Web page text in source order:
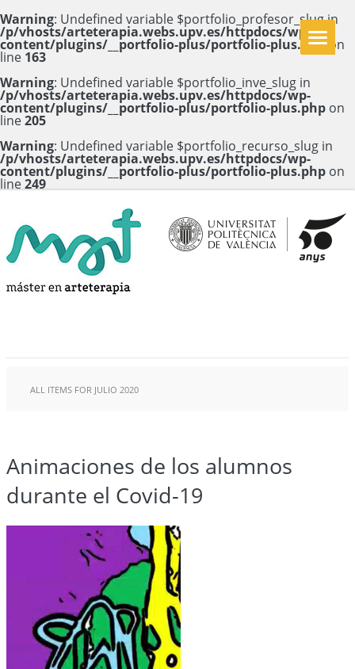
Warning: Undefined variable $portfolio_profesor_slug in
/p/vhosts/arteterapia.webs.upv.es/httpdocs/wp-
content/plugins/__portfolio-plus/portfolio-plus.phpon
line 163
Warning: Undefined variable $portfolio_inve_slug in
/p/vhosts/arteterapia.webs.upv.es/httpdocs/wp-
content/plugins/__portfolio-plus/portfolio-plus.php on
line205
Warning: Undefined variable $portfolio_recurso_slug in
/p/vhosts/arteterapia.webs.upv.es/httpdocs/wp-
content/plugins/__portfolio-plus/portfolio-plus.php on
line249
ALL ITEMS FOR JULIO 2020
Animaciones de los alumnos
durante el Covid-19